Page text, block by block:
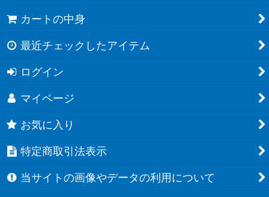
カートの中身
最近チェックしたアイテム
ログイン
マイページ
お気に入り
特定商取引法表示
当サイトの画像やデータの利用について